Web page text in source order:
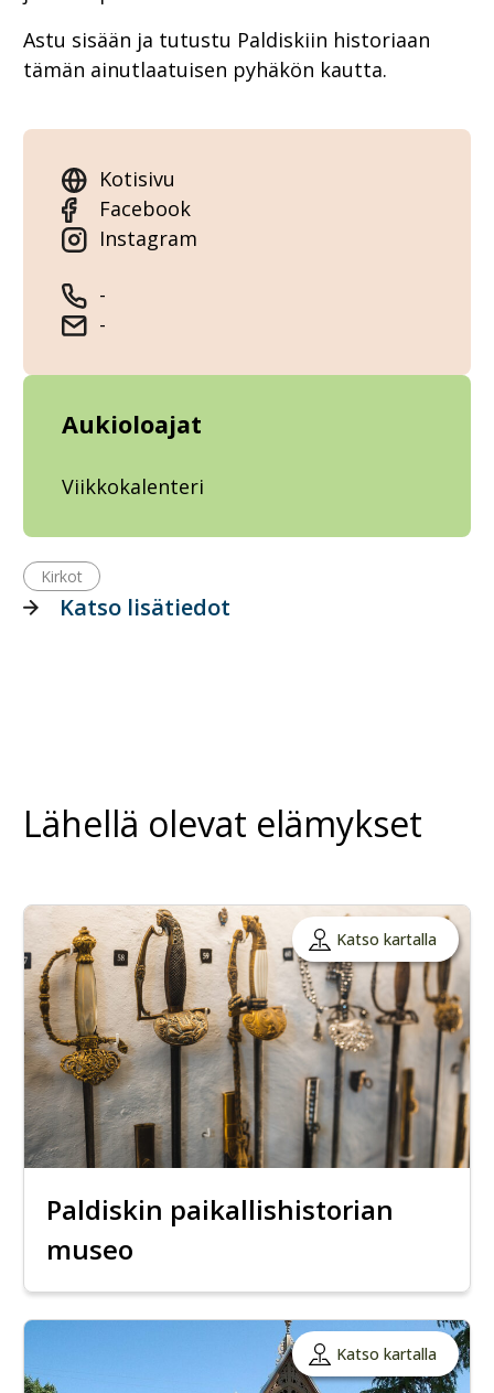
Astu sisään ja tutustu Paldiskiin historiaan
tämän ainutlaatuisen pyhäkön kautta.
Kotisivu
Facebook
Instagram
-
-
Aukioloajat
Viikkokalenteri
Kirkot
Katso lisätiedot
Lähellä olevat elämykset
Katso kartalla
Paldiskin paikallishistorian
museo
Katso kartalla